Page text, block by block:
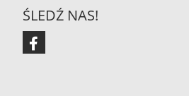
ŚLEDŹ NAS!